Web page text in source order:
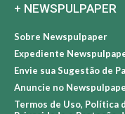
+ NEWSPULPAPER
Sobre Newspulpaper
Expediente
Envie sua Sugestão de
Anuncie no
Termos de Uso, Política